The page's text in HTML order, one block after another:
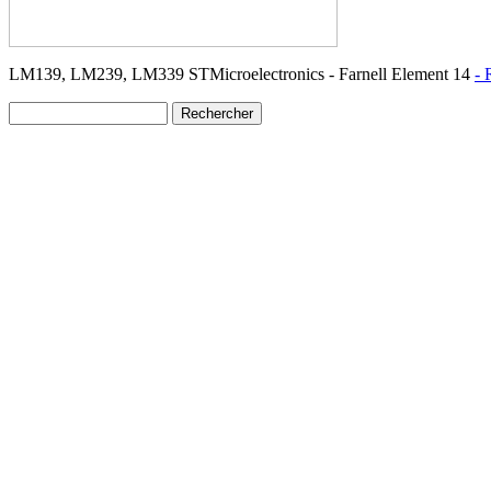
LM139, LM239, LM339 STMicroelectronics - Farnell Element 14 -